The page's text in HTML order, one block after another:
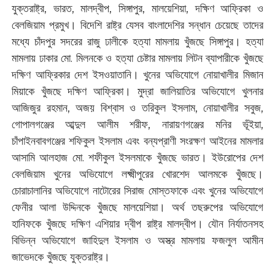
যুক্তরাষ্ট্র, ভারত, মালদ্বীপ, সিঙ্গাপুর, মালয়েশিয়া, দক্ষিণ আফ্রিকা ও
বেলজিয়াম প্রমুখ। বিদেশি রাষ্ট্র যেসব বাংলাদেশির সন্ধান চেয়েছে তাদের
মধ্যে চাঁদপুর সদরের রাজু ঢালীকে হত্যা মামলায় খুঁজছে সিঙ্গাপুর। হত্যা
মামলায় ঢাকার মো. মিলনকে ও হত্যা চেষ্টার মামলায় লিটন ব্যাপারীকে খুঁজছে
দক্ষিণ আফ্রিকার দেশ ইসওয়াতানি। খুনের অভিযোগে নোয়াখালীর মিজান
মিয়াকে খুঁজছে দক্ষিণ আফ্রিকা। মুদ্রা জালিয়াতির অভিযোগে খুলনার
আজিজুর রহমান, অজয় বিশ্বাস ও তরিকুল ইসলাম, নোয়াখালীর সবুজ,
গোপালগঞ্জের আব্দুল আলীম শরীফ, নারায়ণগঞ্জের মনির ভূঁইয়া,
চাঁপাইনবাবগঞ্জের শফিকুল ইসলাম এবং বন্যপ্রাণী সংরক্ষণ আইনের মামলার
আসামি আলহাজ মো. শফীকুল ইসলমাকে খুঁজছে ভারত। ইউরোপের দেশ
বেলজিয়াম খুনের অভিযোগে লক্ষ্মীপুরের খোরশেদ আলমকে খুঁজছে।
চোরাচালানির অভিযোগে নাটোরের সিরাজ মোস্তফাকে এবং খুনের অভিযোগে
ফেনীর আলা উদ্দিনকে খুঁজছে মালয়েশিয়া। অর্থ তছরুপের অভিযোগে
হানিফকে খুঁজছে দক্ষিণ এশিয়ার দ্বীপ রাষ্ট্র মালদ্বীপ। যৌন নির্যাতনসহ
বিভিন্ন অভিযোগে জাহিদুল ইসলাম ও অস্ত্র মামলায় ফজলুল আমীন
জাভেদকে খুঁজছে যুক্তরাষ্ট্র।